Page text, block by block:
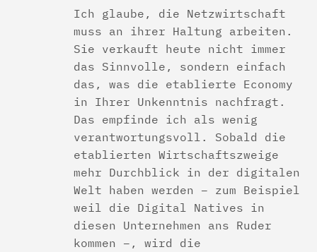
Ich glaube, die Netzwirtschaft
muss an ihrer Haltung arbeiten.
Sie verkauft heute nicht immer
das Sinnvolle, sondern einfach
das, was die etablierte Economy
in Ihrer Unkenntnis nachfragt.
Das empfinde ich als wenig
verantwortungsvoll. Sobald die
etablierten Wirtschaftszweige
mehr Durchblick in der digitalen
Welt haben werden – zum Beispiel
weil die Digital Natives in
diesen Unternehmen ans Ruder
kommen –, wird die